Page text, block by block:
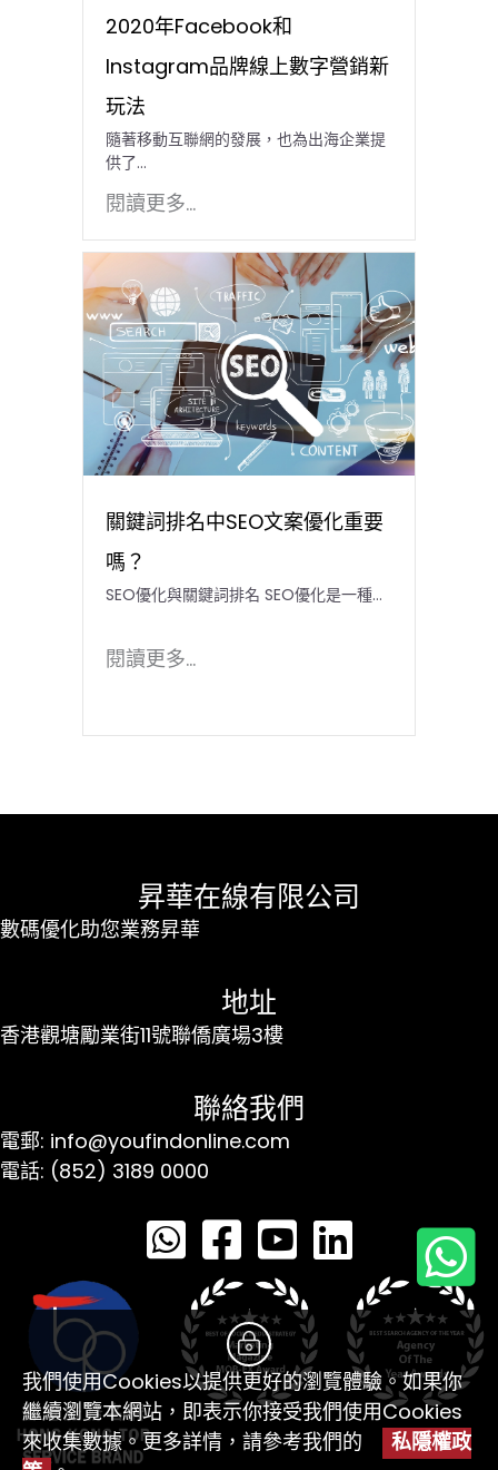
2020年Facebook和
Instagram品牌線上數字營銷新
玩法
隨著移動互聯網的發展，也為出海企業提
供了...
閱讀更多...
關鍵詞排名中SEO文案優化重要
嗎？
SEO優化與關鍵詞排名 SEO優化是一種…
閱讀更多...
昇華在線有限公司
數碼優化助您業務昇華
地址
香港觀塘勵業街11號聯僑廣場3樓
聯絡我們
電郵: info@youfindonline.com
電話: (852) 3189 0000
我們使用Cookies以提供更好的瀏覽體驗。如果你
繼續瀏覽本網站，即表示你接受我們使用Cookies
來收集數據。更多詳情，請參考我們的
私隱權政